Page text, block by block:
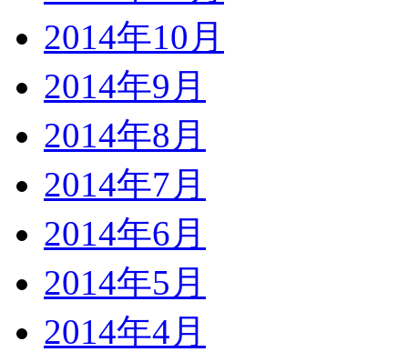
2014年10月
2014年9月
2014年8月
2014年7月
2014年6月
2014年5月
2014年4月